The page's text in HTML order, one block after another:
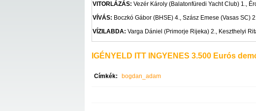
VITORLÁZÁS: Vezér Károly (Balatonfüredi Yacht Club) 1.,
VÍVÁS: Boczkó Gábor (BHSE) 4., Szász Emese (Vasas SC)
VÍZILABDA: Varga Dániel (Primorje Rijeka) 2., Keszthelyi
IGÉNYELD ITT INGYENES 3.500 Eurós
Címkék: bogdan_adam